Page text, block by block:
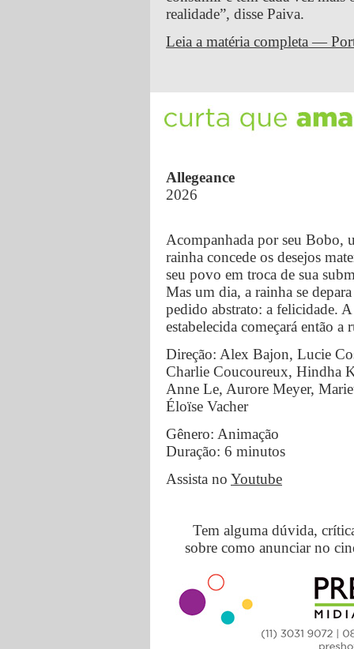
realidade”, disse Paiva.
Leia a matéria completa —
Allegeance
2026
Acompanhada por seu Bobo,
rainha concede os desejos
seu povo em troca de sua
Mas um dia, a rainha se
pedido abstrato: a felicidade.
estabelecida começará então a
Direção: Alex Bajon, Lucie
Charlie Coucoureux, Hindha
Anne Le, Aurore Meyer,
Éloïse Vacher
Gênero: Animação
Duração: 6 minutos
Assista no Youtube
Tem alguma dúvida,
sobre como anunciar no